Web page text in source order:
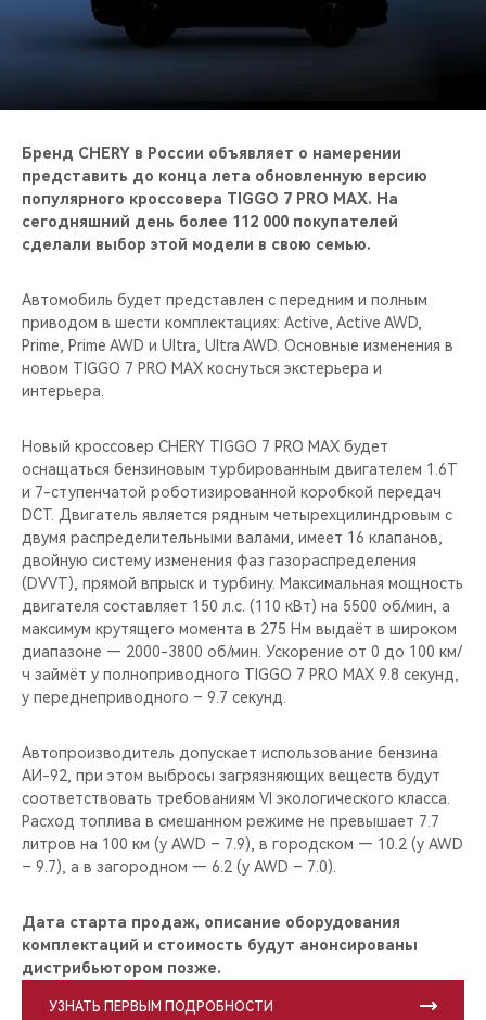
НАШИ МЕРОПРИЯТИЯ
CHERY ДЛЯ ДЕТЕЙ
Бренд CHERY в России объявляет о намерении
представить до конца лета обновленную версию
популярного кроссовера TIGGO 7 PRO MAX. На
сегодняшний день более 112 000 покупателей
сделали выбор этой модели в свою семью.
Автомобиль будет представлен с передним и полным
приводом в шести комплектациях: Active, Active AWD,
Prime, Prime AWD и Ultra, Ultra AWD. Основные изменения в
новом TIGGO 7 PRO MAX коснуться экстерьера и
интерьера.
Новый кроссовер CHERY TIGGO 7 PRO MAX будет
оснащаться бензиновым турбированным двигателем 1.6T
и 7-ступенчатой роботизированной коробкой передач
DCT. Двигатель является рядным четырехцилиндровым с
двумя распределительными валами, имеет 16 клапанов,
двойную систему изменения фаз газораспределения
(DVVT), прямой впрыск и турбину. Максимальная мощность
двигателя составляет 150 л.с. (110 кВт) на 5500 об/мин, а
максимум крутящего момента в 275 Нм выдаёт в широком
диапазоне — 2000-3800 об/мин. Ускорение от 0 до 100 км/
ч займёт у полноприводного TIGGO 7 PRO MAX 9.8 секунд,
у переднеприводного – 9.7 секунд.
Автопроизводитель допускает использование бензина
АИ-92, при этом выбросы загрязняющих веществ будут
соответствовать требованиям VI экологического класса.
Расход топлива в смешанном режиме не превышает 7.7
литров на 100 км (у AWD – 7.9), в городском — 10.2 (у AWD
– 9.7), а в загородном — 6.2 (у AWD – 7.0).
Дата старта продаж, описание оборудования
комплектаций и стоимость будут анонсированы
дистрибьютором позже.
УЗНАТЬ ПЕРВЫМ ПОДРОБНОСТИ